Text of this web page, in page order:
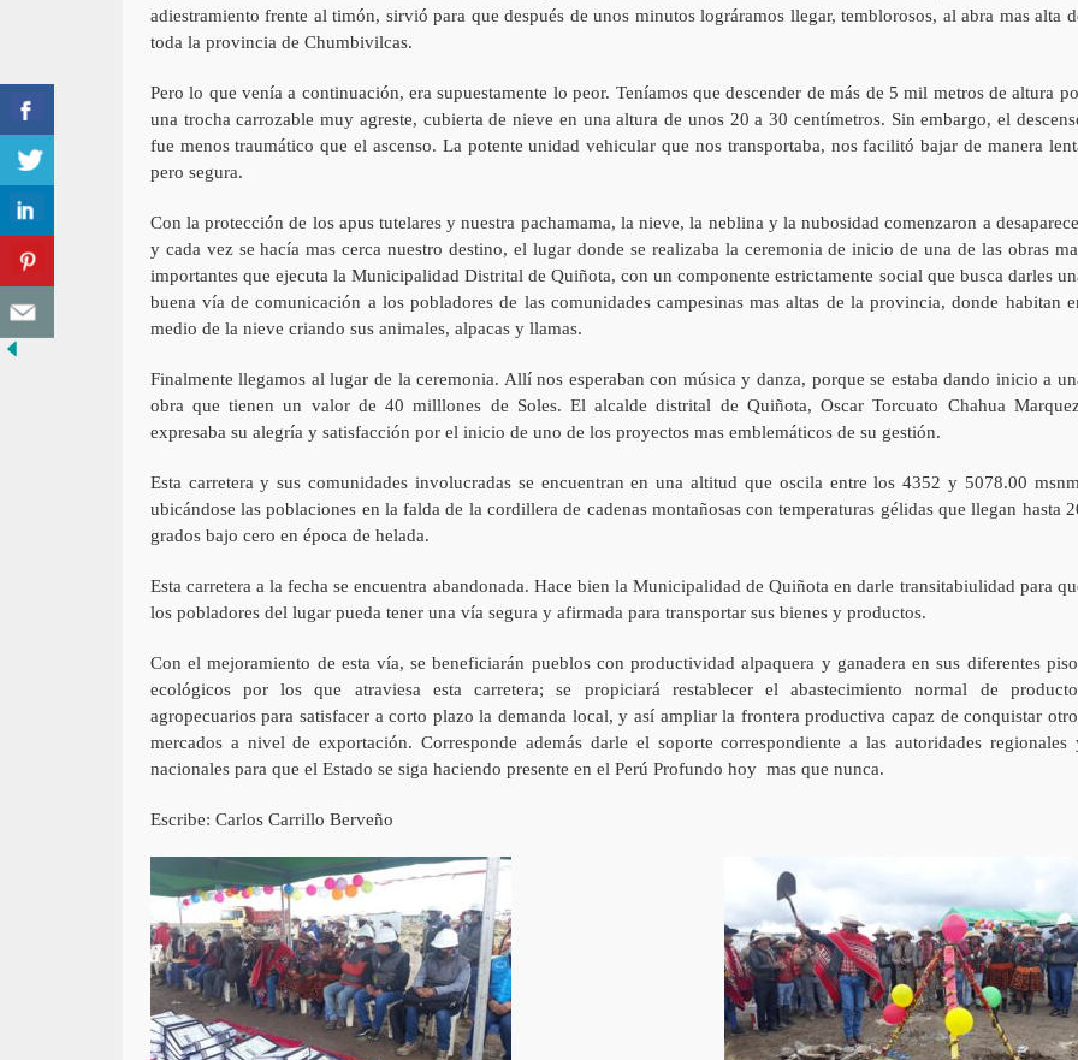
adiestramiento frente al timón, sirvió para que después de unos minutos lográramos llegar, temblorosos, al abra mas alta
toda la provincia de Chumbivilcas.
Pero lo que venía a continuación, era supuestamente lo peor. Teníamos que descender de más de 5 mil metros de altura
una trocha carrozable muy agreste, cubierta de nieve en una altura de unos 20 a 30 centímetros. Sin embargo, el
fue menos traumático que el ascenso. La potente unidad vehicular que nos transportaba, nos facilitó bajar de manera
pero segura.
Con la protección de los apus tutelares y nuestra pachamama, la nieve, la neblina y la nubosidad comenzaron a
y cada vez se hacía mas cerca nuestro destino, el lugar donde se realizaba la ceremonia de inicio de una de las obras
importantes que ejecuta la Municipalidad Distrital de Quiñota, con un componente estrictamente social que busca darles
buena vía de comunicación a los pobladores de las comunidades campesinas mas altas de la provincia, donde habitan
medio de la nieve criando sus animales, alpacas y llamas.
Finalmente llegamos al lugar de la ceremonia. Allí nos esperaban con música y danza, porque se estaba dando inicio a
obra que tienen un valor de 40 milllones de Soles. El alcalde distrital de Quiñota, Oscar Torcuato Chahua
expresaba su alegría y satisfacción por el inicio de uno de los proyectos mas emblemáticos de su gestión.
Esta carretera y sus comunidades involucradas se encuentran en una altitud que oscila entre los 4352 y 5078.00
ubicándose las poblaciones en la falda de la cordillera de cadenas montañosas con temperaturas gélidas que llegan hasta
grados bajo cero en época de helada.
Esta carretera a la fecha se encuentra abandonada. Hace bien la Municipalidad de Quiñota en darle transitabiulidad para
los pobladores del lugar pueda tener una vía segura y afirmada para transportar sus bienes y productos.
Con el mejoramiento de esta vía, se beneficiarán pueblos con productividad alpaquera y ganadera en sus diferentes
ecológicos por los que atraviesa esta carretera; se propiciará restablecer el abastecimiento normal de
agropecuarios para satisfacer a corto plazo la demanda local, y así ampliar la frontera productiva capaz de conquistar
mercados a nivel de exportación. Corresponde además darle el soporte correspondiente a las autoridades regionales
nacionales para que el Estado se siga haciendo presente en el Perú Profundo hoy mas que nunca.
Escribe: Carlos Carrillo Berveño